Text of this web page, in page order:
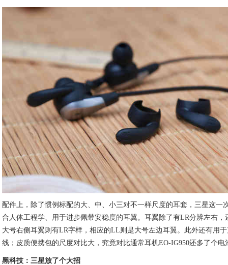
配件上，除了惯例标配的大、中、小三对不一样尺度的耳套，三星这一
合人体工程学、用于进步佩带安稳度的耳翼。耳翼除了有LR分辨左右
大号右侧耳翼则有LR字样，相应的LL则是大号左边耳翼。此外还有用
线；皮质便携包的尺度对比大，究竟对比通常耳机EO-IG950还多了个电
黑科技：三星放了个大招